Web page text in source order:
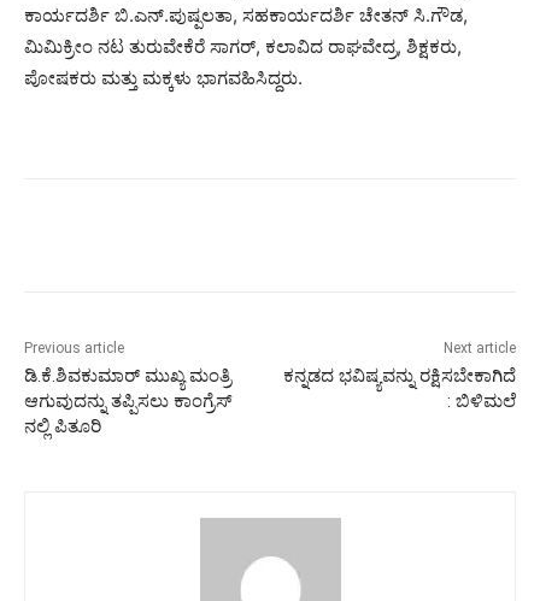
ಕಾರ್ಯದರ್ಶಿ ಬಿ.ಎನ್.ಪುಷ್ಪಲತಾ, ಸಹಕಾರ್ಯದರ್ಶಿ ಚೇತನ್ ಸಿ.ಗೌಡ,
ಮಿಮಿಕ್ರೀಂ ನಟ ತುರುವೇಕೆರೆ ಸಾಗರ್, ಕಲಾವಿದ ರಾಘವೇದ್ರ, ಶಿಕ್ಷಕರು,
ಪೋಷಕರು ಮತ್ತು ಮಕ್ಕಳು ಭಾಗವಹಿಸಿದ್ದರು.
Previous article
ಡಿ.ಕೆ.ಶಿವಕುಮಾರ್ ಮುಖ್ಯ ಮಂತ್ರಿ
ಆಗುವುದನ್ನು ತಪ್ಪಿಸಲು ಕಾಂಗ್ರೆಸ್
ನಲ್ಲಿ ಪಿತೂರಿ
Next article
ಕನ್ನಡದ ಭವಿಷ್ಯವನ್ನು ರಕ್ಷಿಸಬೇಕಾಗಿದೆ
: ಬಿಳಿಮಲೆ